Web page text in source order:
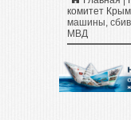
комитет
машины,
МВД